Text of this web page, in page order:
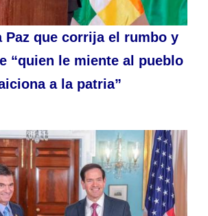
Paz que corrija el rumbo y
“quien le miente al pueblo
a la patria”